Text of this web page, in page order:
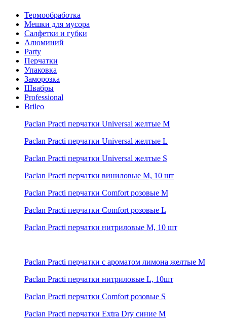
Термообработка
Мешки для мусора
Салфетки и губки
Алюминий
Party
Перчатки
Упаковка
Заморозка
Швабры
Professional
Brileo
Paclan Practi перчатки Universal желтые M
Paclan Practi перчатки Universal желтые L
Paclan Practi перчатки Universal желтые S
Paclan Practi перчатки виниловые М, 10 шт
Paclan Practi перчатки Comfort розовые M
Paclan Practi перчатки Comfort розовые L
Paclan Practi перчатки нитриловые M, 10 шт
Paclan Practi перчатки с ароматом лимона желтые M
Paclan Practi перчатки нитриловые L, 10шт
Paclan Practi перчатки Comfort розовые S
Paclan Practi перчатки Extra Dry синие M